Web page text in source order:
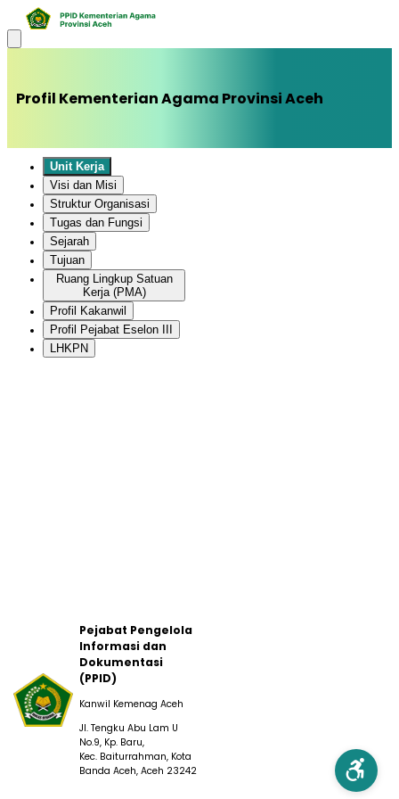
Profil Kementerian Agama Provinsi Aceh
Unit Kerja
Visi dan Misi
Struktur Organisasi
Tugas dan Fungsi
Sejarah
Tujuan
Ruang Lingkup Satuan
Kerja (PMA)
Profil Kakanwil
Profil Pejabat Eselon III
LHKPN
Pejabat Pengelola
Informasi dan
Dokumentasi
(PPID)
Kanwil Kemenag Aceh
Jl. Tengku Abu Lam U
No.9, Kp. Baru,
Kec. Baiturrahman, Kota
Banda Aceh, Aceh 23242